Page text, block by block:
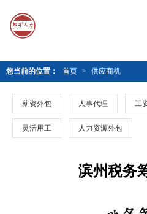
您当前的位置： 首页 > 供应商机
薪资外包 人事代理 工
灵活用工 人力资源外包
滨州税务